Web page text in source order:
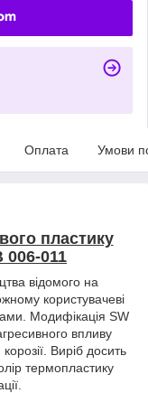
Оплата Умови
пластику
006-011
відомого на
користувачеві
Модифікація SW
впливу
Виріб досить
термопластику